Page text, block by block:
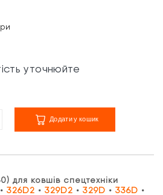
уточнюйте
Додати у кошик
для ковшів спецтехніки
• 326D2 • 329D2 • 329D • 336D •